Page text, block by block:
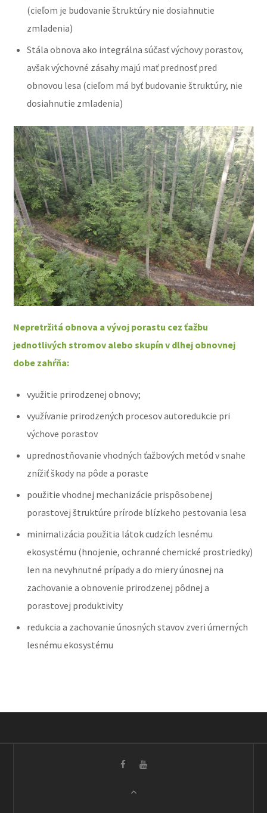
(cieľom je budovanie štruktúry nie dosiahnutie
zmladenia)
Stála obnova ako integrálna súčasť výchovy porastov,
avšak výchovné zásahy majú mať prednosť pred
obnovou lesa (cieľom má byť budovanie štruktúry, nie
dosiahnutie zmladenia)
Nepretržitá obnova a vývoj porastu cez ťažbu
jednotlivých stromov alebo skupín v dlhej obnovnej
dobe zahŕňa:
využitie prirodzenej obnovy;
využívanie prirodzených procesov autoredukcie pri
výchove porastov
uprednostňovanie vhodných ťažbových metód v snahe
znížiť škody na pôde a poraste
použitie vhodnej mechanizácie prispôsobenej
porastovej štruktúre prírode blízkeho pestovania lesa
minimalizácia použitia látok cudzích lesnému
ekosystému (hnojenie, ochranné chemické prostriedky)
len na nevyhnutné prípady a do miery únosnej na
zachovanie a obnovenie prirodzenej pôdnej a
porastovej produktivity
redukcia a zachovanie únosných stavov zveri úmerných
lesnému ekosystému